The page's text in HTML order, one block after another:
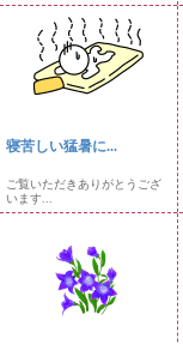
寝苦しい猛暑に...
ご覧いただきありがとうござ
います...